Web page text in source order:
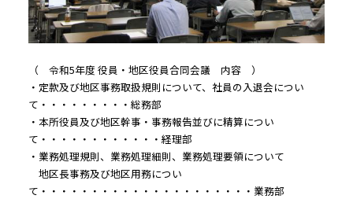
（ 令和5年度 役員・地区役員合同会議 内容 ）
・定款及び地区事務取扱規則について、社員の入退会につい
て・・・・・・・・・総務部
・本所役員及び地区幹事・事務報告並びに精算につい
て・・・・・・・・・・・・経理部
・業務処理規則、業務処理細則、業務処理要領について
地区長事務及び地区用務につい
て・・・・・・・・・・・・・・・・・・・・・業務部